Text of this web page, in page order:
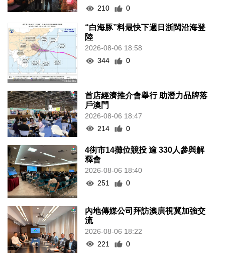
210
0
“白海豚”料最快下週日浙閩沿海登
陸
2026-08-06 18:58
344
0
首店經濟推介會舉行 助潛力品牌落
戶澳門
2026-08-06 18:47
214
0
4街市14攤位競投 逾 330人參與解
釋會
2026-08-06 18:40
251
0
內地傳媒公司拜訪澳廣視冀加強交
流
2026-08-06 18:22
221
0